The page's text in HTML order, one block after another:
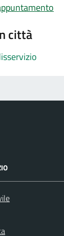
città